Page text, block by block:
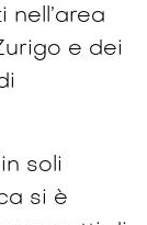
e dei
soli
si è